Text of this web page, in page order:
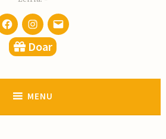
FacebookInstagram
email
Doar
MENU